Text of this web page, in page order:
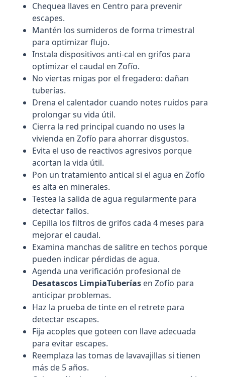
Chequea llaves en Centro para prevenir
escapes.
Mantén los sumideros de forma trimestral
para optimizar flujo.
Instala dispositivos anti-cal en grifos para
optimizar el caudal en Zofío.
No viertas migas por el fregadero: dañan
tuberías.
Drena el calentador cuando notes ruidos para
prolongar su vida útil.
Cierra la red principal cuando no uses la
vivienda en Zofío para ahorrar disgustos.
Evita el uso de reactivos agresivos porque
acortan la vida útil.
Pon un tratamiento antical si el agua en Zofío
es alta en minerales.
Testea la salida de agua regularmente para
detectar fallos.
Cepilla los filtros de grifos cada 4 meses para
mejorar el caudal.
Examina manchas de salitre en techos porque
pueden indicar pérdidas de agua.
Agenda una verificación profesional de
Desatascos LimpiaTuberías en Zofío para
anticipar problemas.
Haz la prueba de tinte en el retrete para
detectar escapes.
Fija acoples que goteen con llave adecuada
para evitar escapes.
Reemplaza las tomas de lavavajillas si tienen
más de 5 años.